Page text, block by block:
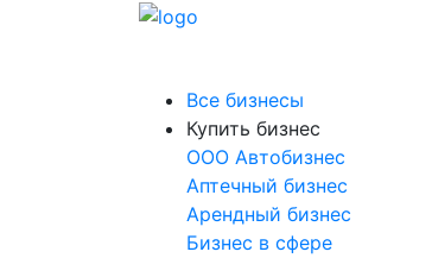
Все бизнесы
Купить бизнес
OOO Автобизнес
Аптечный бизнес
Арендный бизнес
Бизнес в сфере